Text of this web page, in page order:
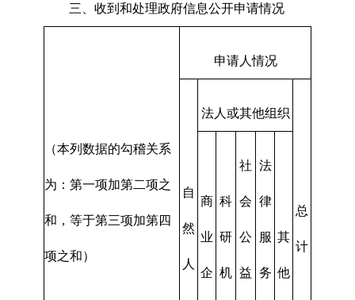
三、收到和处理政府信息公开申请情况
（本列数据的勾稽关系
为：第一项加第二项之
和，等于第三项加第四
项之和）
申请人情况
自
然
人
法人或其他组织
总
计
商
业
企
科
研
机
社
会
公
益
法
律
服
务
其
他